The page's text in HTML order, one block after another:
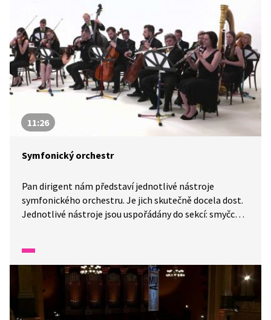
11:26
Symfonický orchestr
Pan dirigent nám představí jednotlivé nástroje
symfonického orchestru. Je jich skutečně docela dost.
Jednotlivé nástroje jsou uspořádány do sekcí: smyčcové